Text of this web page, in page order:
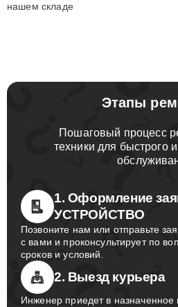
нашем складе
Этапы
Пошаговый процесс
техники для быстрого
1. Оформление
УСТРОЙСТВО
Позвоните нам или отправьте
с вами и проконсультирует по
сроков и условий.
2. Выезд курьера
Инженер приедет в назначенное